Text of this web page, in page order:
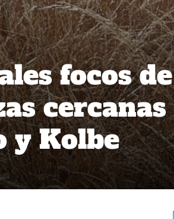
focos de
cercanas
y Kolbe